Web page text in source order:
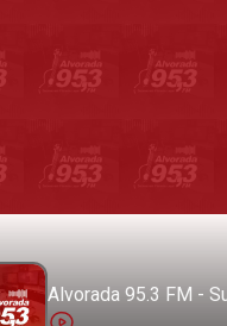
Alvorada 95.3 FM -